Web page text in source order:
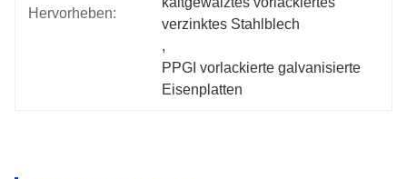
Hervorheben:
verzinktes Stahlblech
,
PPGI vorlackierte galvanisierte
Eisenplatten